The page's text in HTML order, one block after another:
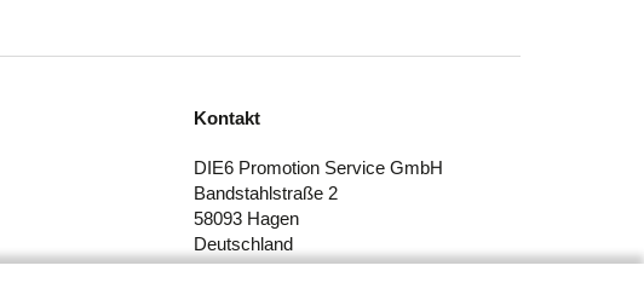
Kontakt
DIE6 Promotion Service GmbH
Bandstahlstraße 2
58093 Hagen
Deutschland